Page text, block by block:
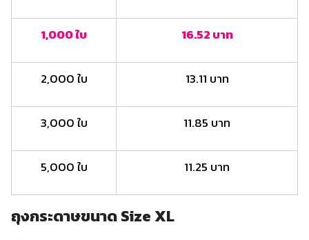
1,000 ใบ 16.52 บาท
2,000 ใบ 13.11 บาท
3,000 ใบ 11.85 บาท
5,000 ใบ 11.25 บาท
ถุงกระดาษขนาด Size XL